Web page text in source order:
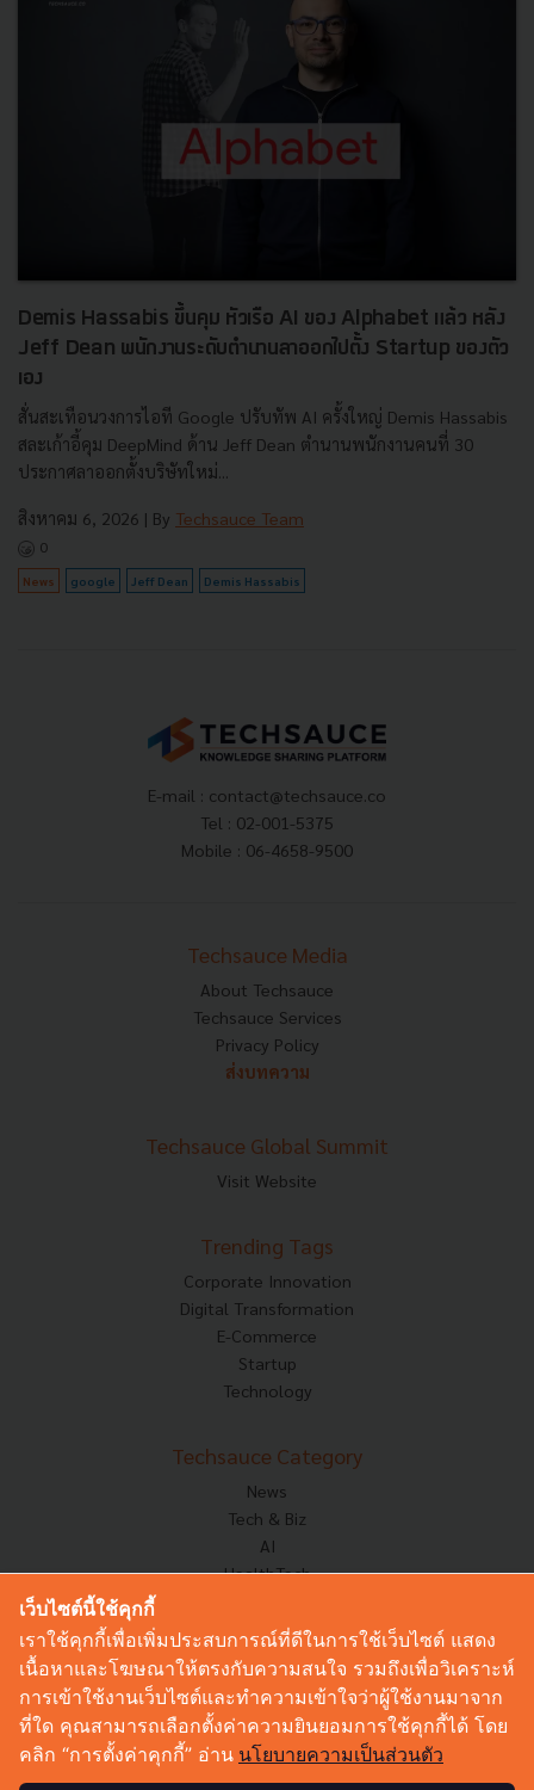
Demis Hassabis ขึ้นคุม หัวเรือ AI ของ Alphabet แล้ว หลัง
Jeff Dean พนักงานระดับตำนานลาออกไปตั้ง Startup ของตัว
เอง
สั่นสะเทือนวงการไอที Google ปรับทัพ AI ครั้งใหญ่ Demis Hassabis
สละเก้าอี้คุม DeepMind ด้าน Jeff Dean ตำนานพนักงานคนที่ 30
ประกาศลาออกตั้งบริษัทใหม่...
สิงหาคม 6, 2026 | By Techsauce Team
0
News google Jeff Dean Demis Hassabis
E-mail : contact@techsauce.co
Tel : 02-001-5375
Mobile : 06-4658-9500
Techsauce Media
About Techsauce
Techsauce Services
Privacy Policy
ส่งบทความ
Techsauce Global Summit
Visit Website
Trending Tags
Corporate Innovation
Digital Transformation
E-Commerce
Startup
Technology
Techsauce Category
News
Tech & Biz
AI
HealthTech
Corp Innov
Saucy Thoughts
Based On
Sustainable
Videos
Podcast
เว็บไซต์นี้ใช้คุกกี้
เราใช้คุกกี้เพื่อเพิ่มประสบการณ์ที่ดีในการใช้เว็บไซต์ แสดง
เนื้อหาและโฆษณาให้ตรงกับความสนใจ รวมถึงเพื่อวิเคราะห์
การเข้าใช้งานเว็บไซต์และทำความเข้าใจว่าผู้ใช้งานมาจาก
ที่ใด คุณสามารถเลือกตั้งค่าความยินยอมการใช้คุกกี้ได้ โดย
คลิก “การตั้งค่าคุกกี้” อ่าน นโยบายความเป็นส่วนตัว